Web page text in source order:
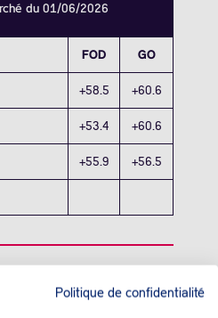
du 01/06/2026
FOD GO
+58.5 +60.6
+53.4 +60.6
+55.9 +56.5
T-IL
Politique de confidentialité